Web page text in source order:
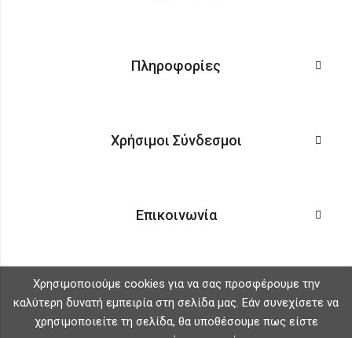
Πληροφορίες
Χρήσιμοι Σύνδεσμοι
Επικοινωνία
Χρησιμοποιούμε cookies για να σας προσφέρουμε την
καλύτερη δυνατή εμπειρία στη σελίδα μας. Εάν συνεχίσετε να
χρησιμοποιείτε τη σελίδα, θα υποθέσουμε πως είστε